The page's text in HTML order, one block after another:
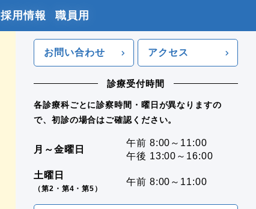
採用情報 職員用
お問い合わせ アクセス
診療受付時間
各診療科ごとに診察時間・曜日が異なりますの
で、初診の場合はご確認ください。
月～金曜日
午前 8:00～11:00
午後 13:00～16:00
土曜日
（第2・第4・第5）
午前 8:00～11:00